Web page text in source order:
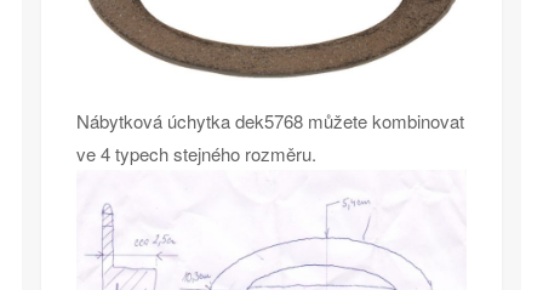
Nábytková úchytka dek5768 můžete kombinovat
ve 4 typech stejného rozměru.